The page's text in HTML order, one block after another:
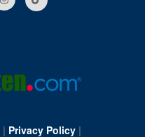
| Privacy Policy|